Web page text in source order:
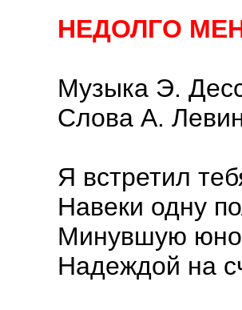
НЕДОЛГО
Музыка Э.
Слова А.
Я встретил
Навеки одну
Минувшую
Надеждой на